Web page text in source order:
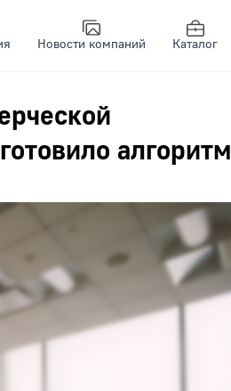
Новости компаний Каталог
алгоритм